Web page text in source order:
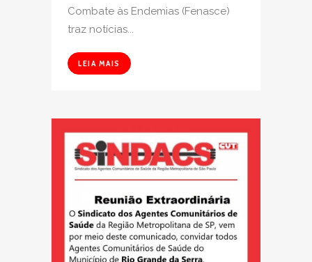
Combate às Endemias (Fenasce)
traz notícias...
LEIA MAIS